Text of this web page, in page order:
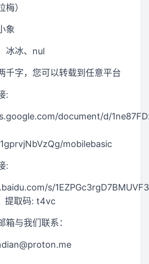
梅）
象
冰冰、nul
千字，您可以转载到任意平台
:
document/d/
mobilebasic
:
s/
提取码: t4vc
箱与我们联系：